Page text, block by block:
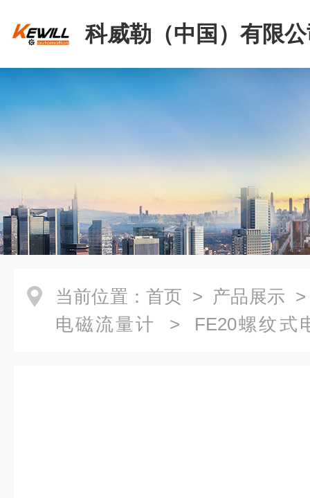
科威勒（中国）有限
当前位置： 首页 > 产品展示
电磁流量计
> FE20螺纹式